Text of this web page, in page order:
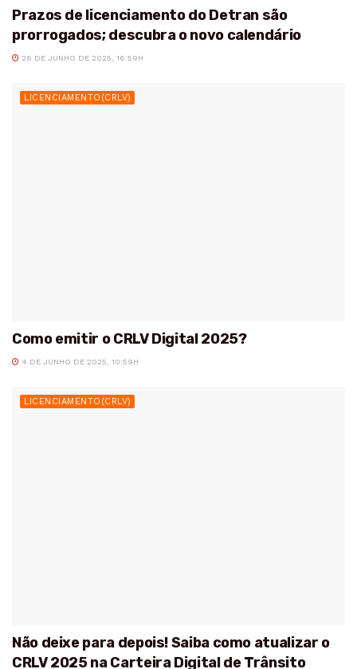
Prazos de licenciamento do Detran são
prorrogados; descubra o novo calendário
26 DE JUNHO DE 2025, 16:59H
LICENCIAMENTO(CRLV)
Como emitir o CRLV Digital 2025?
4 DE JUNHO DE 2025, 10:59H
LICENCIAMENTO(CRLV)
Não deixe para depois! Saiba como atualizar o
CRLV 2025 na Carteira Digital de Trânsito